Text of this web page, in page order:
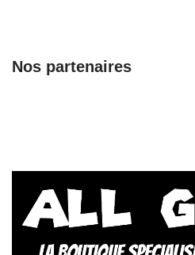
Nos partenaires